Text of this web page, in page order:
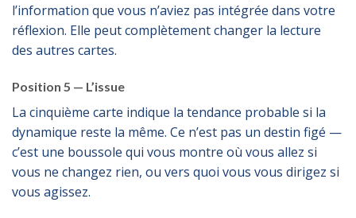
l’information que vous n’aviez pas intégrée dans votre
réflexion. Elle peut complètement changer la lecture
des autres cartes.
Position 5 — L’issue
La cinquième carte indique la tendance probable si la
dynamique reste la même. Ce n’est pas un destin figé —
c’est une boussole qui vous montre où vous allez si
vous ne changez rien, ou vers quoi vous vous dirigez si
vous agissez.